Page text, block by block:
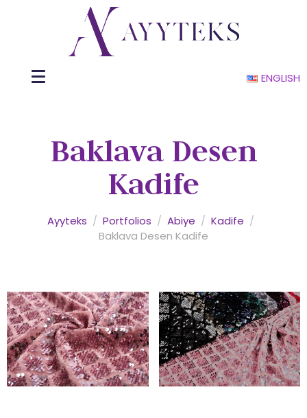
ENGLISH
Baklava Desen
Kadife
Ayyteks / Portfolios / Abiye / Kadife /
Baklava Desen Kadife